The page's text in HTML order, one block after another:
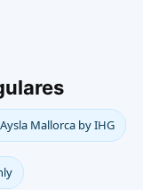
Mallorca by IHG